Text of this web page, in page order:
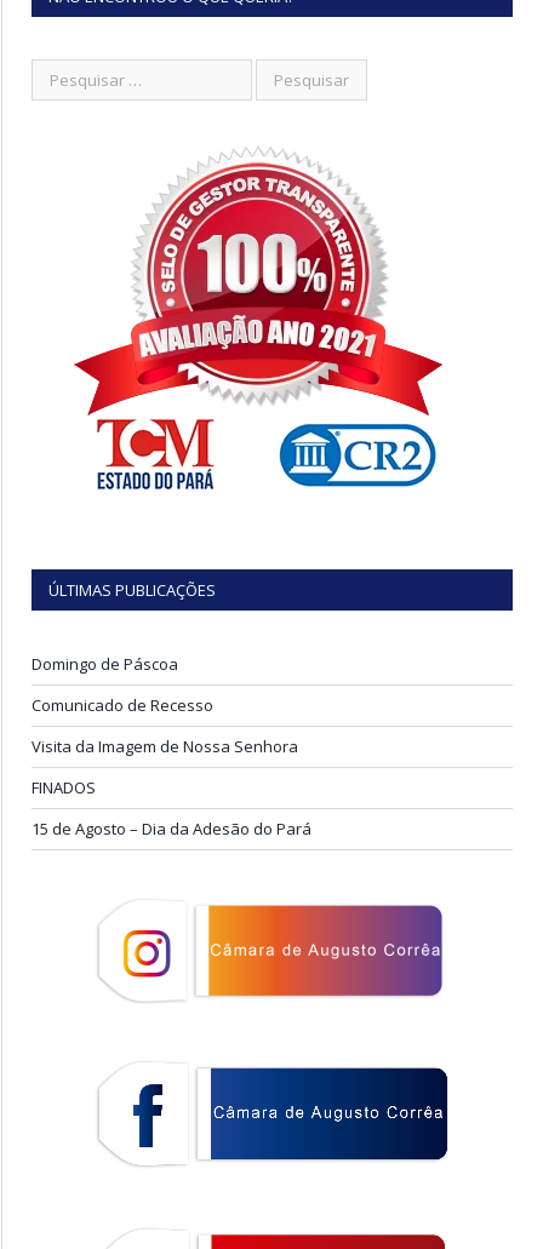
ÚLTIMAS PUBLICAÇÕES
Domingo de Páscoa
Comunicado de Recesso
Visita da Imagem de Nossa Senhora
FINADOS
15 de Agosto – Dia da Adesão do Pará